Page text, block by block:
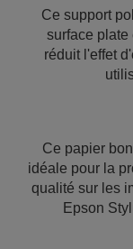
Ce support
surface plate
réduit l'effet
Ce papier
idéale pour la
qualité sur les
Epson